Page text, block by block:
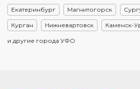
Екатеринбург Магнитогорск
Курган Нижневартовск Каменск-
и другие города УФО